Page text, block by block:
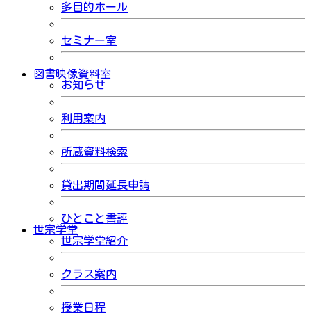
多目的ホール
セミナー室
図書映像資料室
お知らせ
利用案内
所蔵資料検索
貸出期間延長申請
ひとこと書評
世宗学堂
世宗学堂紹介
クラス案内
授業日程